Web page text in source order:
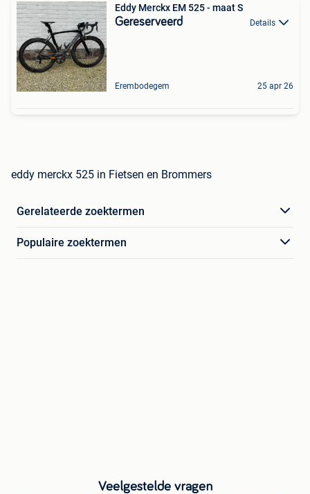
Eddy Merckx EM 525 - maat S
Gereserveerd Details
Erembodegem 25 apr 26
eddy merckx 525 in Fietsen en Brommers
Gerelateerde zoektermen
Populaire zoektermen
Veelgestelde vragen